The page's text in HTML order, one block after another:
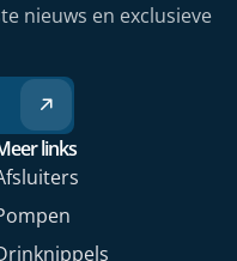
links
nieuws en exclusieve